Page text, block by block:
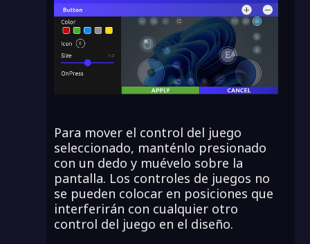
Para mover el control del juego
seleccionado, manténlo presionado
con un dedo y muévelo sobre la
pantalla. Los controles de juegos no
se pueden colocar en posiciones que
interferirán con cualquier otro
control del juego en el diseño.